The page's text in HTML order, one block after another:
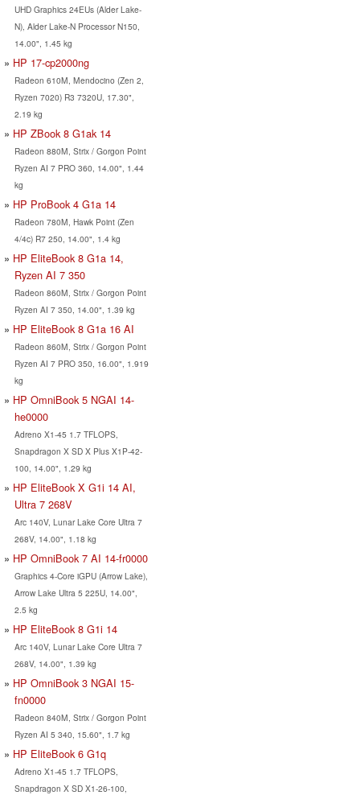
UHD Graphics 24EUs (Alder Lake-
N), Alder Lake-N Processor N150,
14.00", 1.45 kg
HP 17-cp2000ng
Radeon 610M, Mendocino (Zen 2,
Ryzen 7020) R3 7320U, 17.30",
2.19 kg
HP ZBook 8 G1ak 14
Radeon 880M, Strix / Gorgon Point
Ryzen AI 7 PRO 360, 14.00", 1.44
kg
HP ProBook 4 G1a 14
Radeon 780M, Hawk Point (Zen
4/4c) R7 250, 14.00", 1.4 kg
HP EliteBook 8 G1a 14,
Ryzen AI 7 350
Radeon 860M, Strix / Gorgon Point
Ryzen AI 7 350, 14.00", 1.39 kg
HP EliteBook 8 G1a 16 AI
Radeon 860M, Strix / Gorgon Point
Ryzen AI 7 PRO 350, 16.00", 1.919
kg
HP OmniBook 5 NGAI 14-
he0000
Adreno X1-45 1.7 TFLOPS,
Snapdragon X SD X Plus X1P-42-
100, 14.00", 1.29 kg
HP EliteBook X G1i 14 AI,
Ultra 7 268V
Arc 140V, Lunar Lake Core Ultra 7
268V, 14.00", 1.18 kg
HP OmniBook 7 AI 14-fr0000
Graphics 4-Core iGPU (Arrow Lake),
Arrow Lake Ultra 5 225U, 14.00",
2.5 kg
HP EliteBook 8 G1i 14
Arc 140V, Lunar Lake Core Ultra 7
268V, 14.00", 1.39 kg
HP OmniBook 3 NGAI 15-
fn0000
Radeon 840M, Strix / Gorgon Point
Ryzen AI 5 340, 15.60", 1.7 kg
HP EliteBook 6 G1q
Adreno X1-45 1.7 TFLOPS,
Snapdragon X SD X1-26-100,